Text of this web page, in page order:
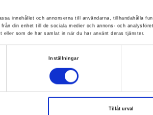
innehållet och annonserna till användarna, tillhandahålla
din enhet till de sociala medier och annons- och
eller som de har samlat in när du har använt deras tjänster.
Inställningar
Tillåt urval